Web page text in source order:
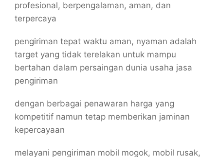
profesional, berpengalaman, aman, dan
terpercaya
pengiriman tepat waktu aman, nyaman adalah
target yang tidak terelakan untuk mampu
bertahan dalam persaingan dunia usaha jasa
pengiriman
dengan berbagai penawaran harga yang
kompetitif namun tetap memberikan jaminan
kepercayaan
melayani pengiriman mobil mogok, mobil rusak,